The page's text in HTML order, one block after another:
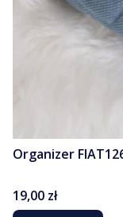
Organizer
Cena
19,00 zł